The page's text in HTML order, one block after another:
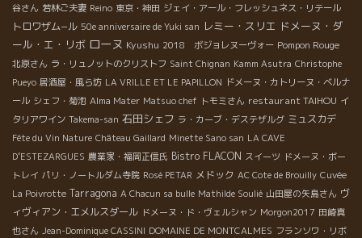
谷さん 若林ご夫妻 Reino 東京・神田 ジェイ・アール・フレッシュネス・リテール
トロワザム−ル 50e anniversaire de Yuki san レミー・スリエ ドメーヌ・ダ
ール・エ・リボ ローヌ Kyushu 2018 ボジョレヌーヴォー Pompon Rouge
北原さん ラ・リュノットのクリストフ Saint Chignan Kamm Asutra Christophe
Pueyo 居酒屋・風ら坊 LA VRILLE ET LE PAPILLON ドメーヌ・カトリーヌ・ベルナ
ール シェフ・菊池 Alma Mater Matsuo chef トモミさん restaurant TAIHOU イ
タリアワイン Takema-san 石田シェフ ラ・カーブ・デステザルグ ミュスカデ
Fête du Vin Nature Château Gaillard Minette Sano san LA CAVE
D’ESTEZARGUES 農業家・福岡正信氏 Bistro FLACON スイーツ ドメーヌ・ボー
トレイ パリ・ノートルダム寺院 Rosé PETAR メドック AC Cote de Brouilly Cuvée
La Poivrotte Tarragona A Chacun sa bulle Mathilde Soulié 山田屋の矢島さん ヴ
ィヴィアン・エメルスダール ドメーヌ・ド・ヴェルシャン Morgon2017 田崎真
也さん Jean-Dominique CASSINI DOMAINE DE MONTCALMES フランソワ・リボ